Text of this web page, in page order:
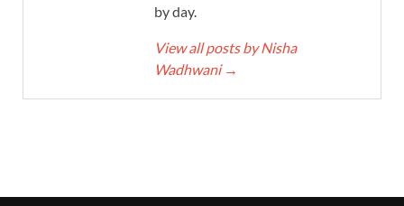
by day.
View all posts by Nisha
Wadhwani →